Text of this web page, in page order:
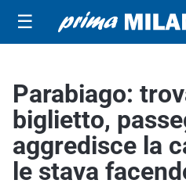
☰
Parabiago:
biglietto,
aggredisce la
le stava